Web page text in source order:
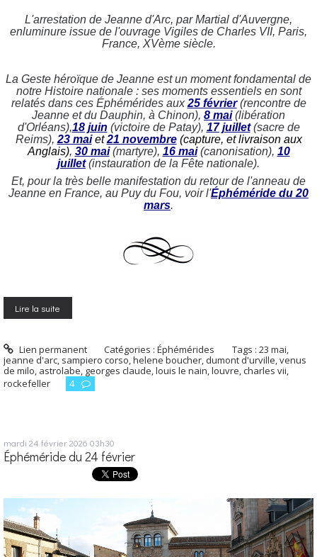
L'arrestation de Jeanne d'Arc, par Martial d'Auvergne,
enluminure issue de l'ouvrage Vigiles de Charles VII, Paris,
France, XVème siècle.
La Geste héroïque de Jeanne est un moment fondamental de
notre Histoire nationale : ses moments essentiels en sont
relatés dans ces Éphémérides aux25 février(rencontre de
Jeanne et du Dauphin, à Chinon), 8 mai(libération
d'Orléans),18 juin (victoire de Patay), 17 juillet(sacre de
Reims), 23 maiet 21 novembre(capture, et livraison aux
Anglais), 30 mai(martyre), 16 mai(canonisation), 10
juillet(instauration de la Fête nationale).
Et, pour la très belle manifestation du retour de l'anneau de
Jeanne en France, au Puy du Fou, voir l'Éphéméride du 20
mars.
Lire la suite
Lien permanent Catégories :Éphémérides Tags :23 mai
jeanne d'arc sampiero corso helene boucher dumont d'urville venus
de milo astrolabe georges claude louis le nain louvre charles vii
rockefeller
4
mardi 24 février 2026 03h30
Éphéméride du 24 février